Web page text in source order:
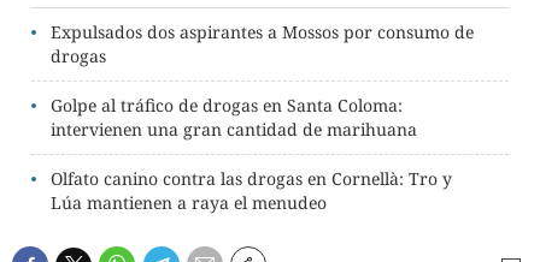
Expulsados dos aspirantes a Mossos por consumo de
drogas
Golpe al tráfico de drogas en Santa Coloma:
intervienen una gran cantidad de marihuana
Olfato canino contra las drogas en Cornellà: Tro y
Lúa mantienen a raya el menudeo